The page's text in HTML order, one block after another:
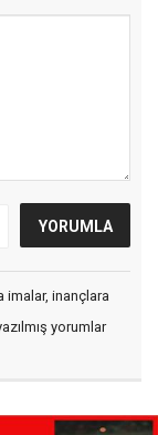
imalar, inançlara
yorumlar